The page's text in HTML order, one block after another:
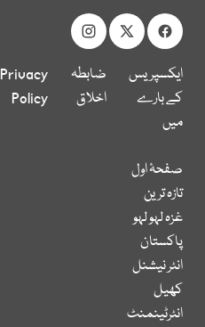
ایکسپریس
کے بارے
میں
ضابطہ
اخلاق
Privacy
Policy
صفحۂ اول
تازہ ترین
غزہ لہو لہو
پاکستان
انٹر نیشنل
کھیل
انٹرٹینمنٹ